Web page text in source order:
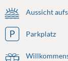
Aussicht
Parkplatz